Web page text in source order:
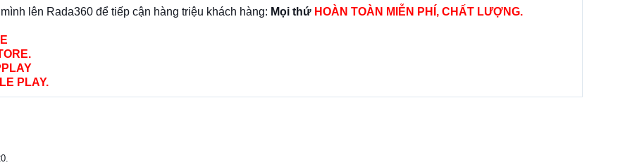
lên Rada360 để tiếp cận hàng triệu khách hàng: Mọi thứ HOÀN TOÀN MIỄN PHÍ, CHẤT LƯỢNG.
PLAY.